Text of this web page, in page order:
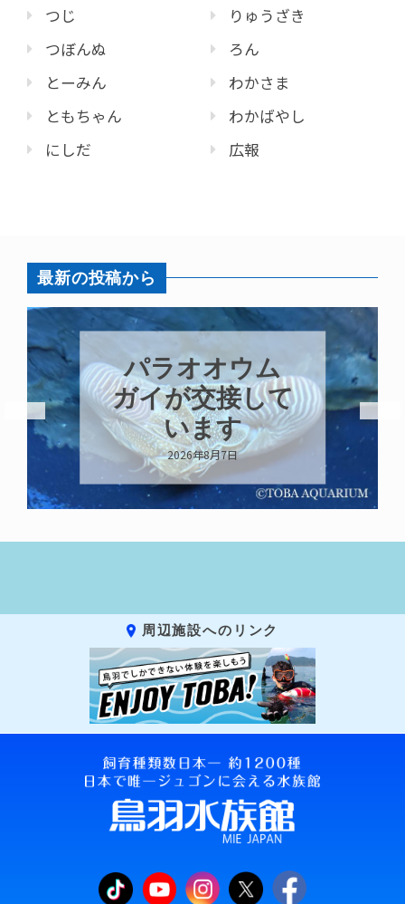
つじ
つぼんぬ
とーみん
ともちゃん
にしだ
りゅうざき
ろん
わかさま
わかばやし
広報
最新の投稿から
パラオオウム
ガイが交接して
います
2026年8月7日
周辺施設へのリンク